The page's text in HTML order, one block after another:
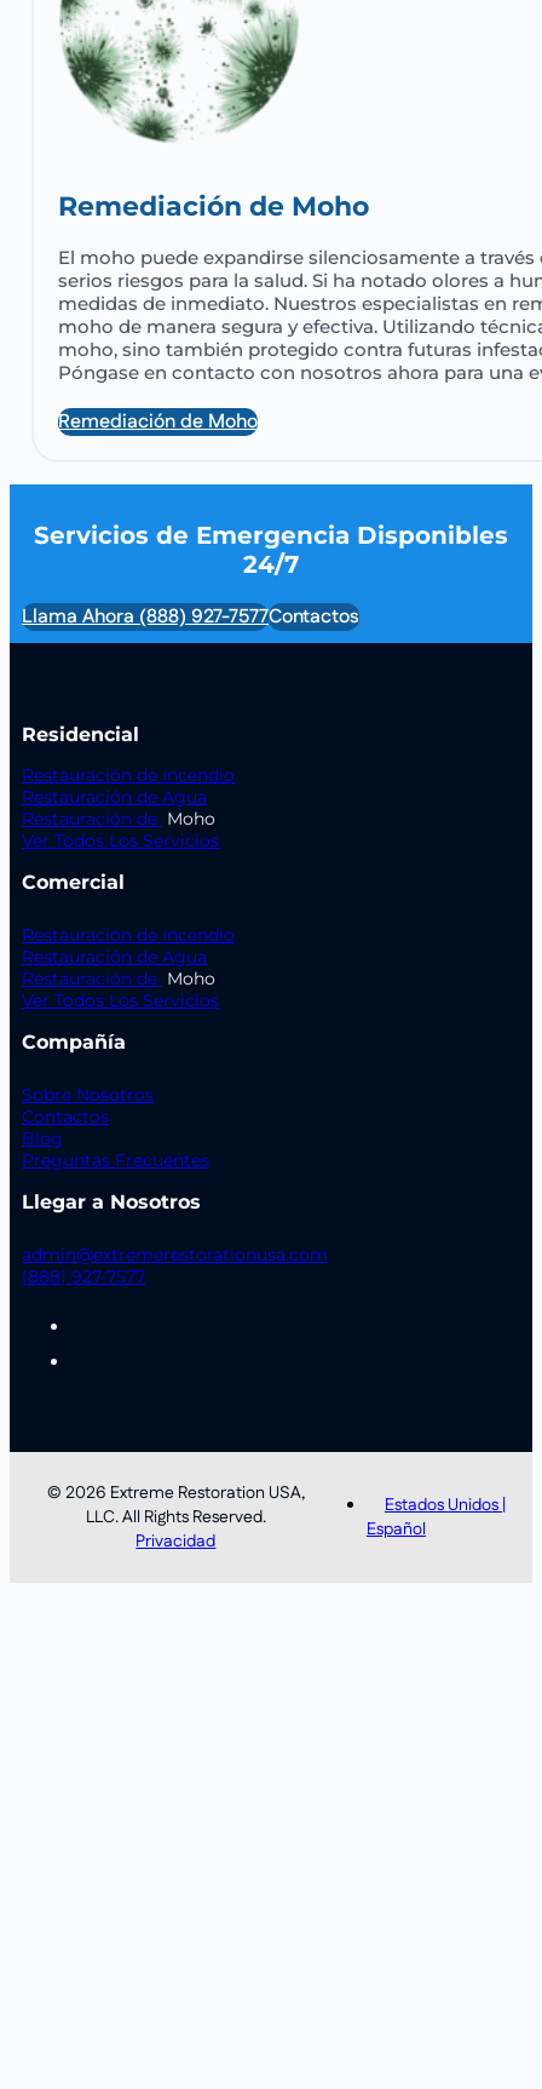
Remediación de Moho
El moho puede expandirse silenciosamente a
serios riesgos para la salud. Si ha notado olores a
medidas de inmediato. Nuestros especialistas en
moho de manera segura y efectiva. Utilizando
moho, sino también protegido contra futuras
Póngase en contacto con nosotros ahora para una
Remediación de Moho
Servicios de Emergencia Disponibles
24/7
Llama Ahora (888) 927-7577Contactos
Residencial
Restauración de Incendio
Restauración de Agua
Restauración de Moho
Ver Todos Los Servicios
Comercial
Restauración de Incendio
Restauración de Agua
Restauración de Moho
Ver Todos Los Servicios
Compañía
Sobre Nosotros
Contactos
Blog
Preguntas Frecuentes
Llegar a Nosotros
admin@extremerestorationusa.com
(888) 927-7577
© 2026 Extreme Restoration USA,
LLC. All Rights Reserved.
Privacidad
Estados Unidos |
Español